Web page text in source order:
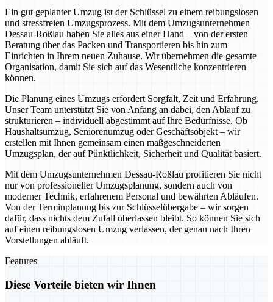
Ein gut geplanter Umzug ist der Schlüssel zu einem reibungslosen
und stressfreien Umzugsprozess. Mit dem Umzugsunternehmen
Dessau-Roßlau haben Sie alles aus einer Hand – von der ersten
Beratung über das Packen und Transportieren bis hin zum
Einrichten in Ihrem neuen Zuhause. Wir übernehmen die gesamte
Organisation, damit Sie sich auf das Wesentliche konzentrieren
können.
Die Planung eines Umzugs erfordert Sorgfalt, Zeit und Erfahrung.
Unser Team unterstützt Sie von Anfang an dabei, den Ablauf zu
strukturieren – individuell abgestimmt auf Ihre Bedürfnisse. Ob
Haushaltsumzug, Seniorenumzug oder Geschäftsobjekt – wir
erstellen mit Ihnen gemeinsam einen maßgeschneiderten
Umzugsplan, der auf Pünktlichkeit, Sicherheit und Qualität basiert.
Mit dem Umzugsunternehmen Dessau-Roßlau profitieren Sie nicht
nur von professioneller Umzugsplanung, sondern auch von
moderner Technik, erfahrenem Personal und bewährten Abläufen.
Von der Terminplanung bis zur Schlüsselübergabe – wir sorgen
dafür, dass nichts dem Zufall überlassen bleibt. So können Sie sich
auf einen reibungslosen Umzug verlassen, der genau nach Ihren
Vorstellungen abläuft.
Features
Diese Vorteile bieten wir Ihnen